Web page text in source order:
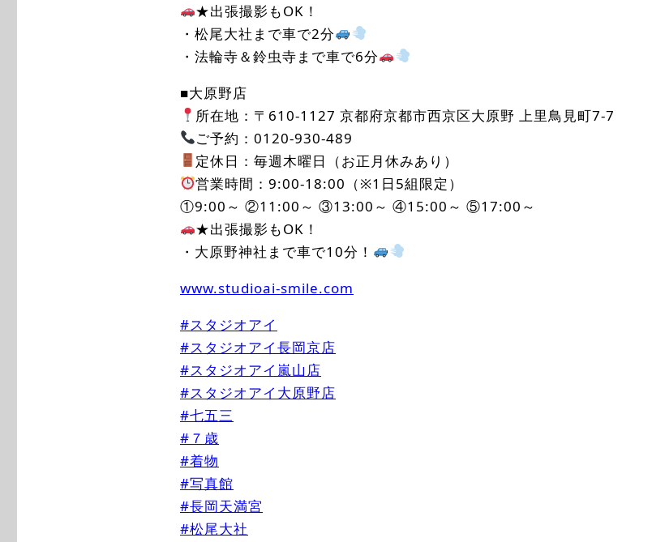
★出張撮影もOK！
・松尾大社まで車で2分
・法輪寺＆鈴虫寺まで車で6分
■大原野店
所在地：〒610-1127 京都府京都市西京区大原野 上里鳥見町7-7
ご予約：0120-930-489
定休日：毎週木曜日（お正月休みあり）
営業時間：9:00-18:00（※1日5組限定）
①9:00～ ②11:00～ ③13:00～ ④15:00～ ⑤17:00～
★出張撮影もOK！
・大原野神社まで車で10分！
www.studioai-smile.com
#スタジオアイ
#スタジオアイ長岡京店
#スタジオアイ嵐山店
#スタジオアイ大原野店
#七五三
#７歳
#着物
#写真館
#長岡天満宮
#松尾大社